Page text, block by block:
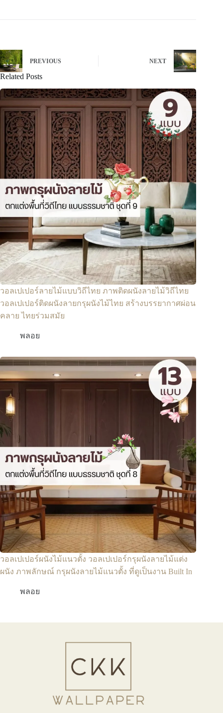
PREVIOUS NEXT
Related Posts
วอลเปเปอร์ลายไม้แบบวิถีไทย ภาพติดผนังลายไม้วิถีไทย
วอลเปเปอร์ติดผนังลายกรุผนังไม้ไทย สร้างบรรยากาศผ่อน
คลาย ไทยร่วมสมัย
พลอย
วอลเปเปอร์ผนังไม้แนวตั้ง วอลเปเปอร์กรุผนังลายไม้แต่ง
ผนัง ภาพลักษณ์ กรุผนังลายไม้แนวตั้ง ที่ดูเป็นงาน Built In
พลอย